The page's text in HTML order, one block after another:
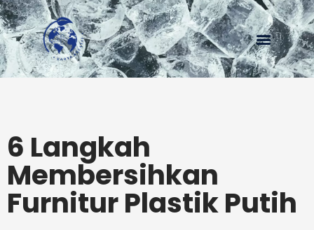
Menu
6 Langkah
Membersihkan
Furnitur Plastik Putih